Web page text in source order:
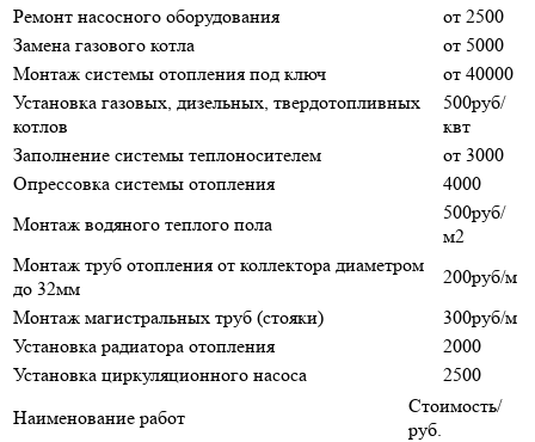
Ремонт насосного оборудования
от 2500
Замена газового котла
от 5000
Монтаж системы отопления под ключ
от 40000
Установка газовых, дизельных, твердотопливных
котлов
500руб/
квт
Заполнение системы теплоносителем
от 3000
Опрессовка системы отопления
4000
Монтаж водяного теплого пола
500руб/
м2
Монтаж труб отопления от коллектора диаметром
до 32мм
200руб/м
Монтаж магистральных труб (стояки)
300руб/м
Установка радиатора отопления
2000
Установка циркуляционного насоса
2500
Наименование работ
Стоимость/
руб.